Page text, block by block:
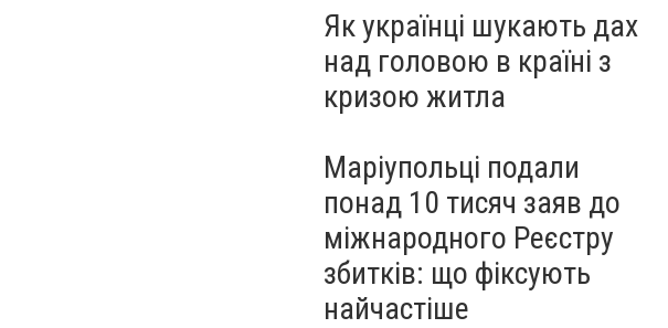
Як українці шукають дах
над головою в країні з
кризою житла
Маріупольці подали
понад 10 тисяч заяв до
міжнародного Реєстру
збитків: що фіксують
найчастіше